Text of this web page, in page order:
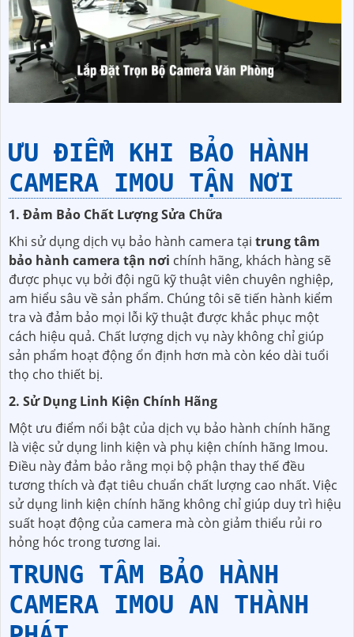
ƯU ĐIỂM KHI BẢO HÀNH
CAMERA IMOU TẬN NƠI
1. Đảm Bảo Chất Lượng Sửa Chữa
Khi sử dụng dịch vụ bảo hành camera tại trung tâm
bảo hành camera tận nơi chính hãng, khách hàng sẽ
được phục vụ bởi đội ngũ kỹ thuật viên chuyên nghiệp,
am hiểu sâu về sản phẩm. Chúng tôi sẽ tiến hành kiểm
tra và đảm bảo mọi lỗi kỹ thuật được khắc phục một
cách hiệu quả. Chất lượng dịch vụ này không chỉ giúp
sản phẩm hoạt động ổn định hơn mà còn kéo dài tuổi
thọ cho thiết bị.
2. Sử Dụng Linh Kiện Chính Hãng
Một ưu điểm nổi bật của dịch vụ bảo hành chính hãng
là việc sử dụng linh kiện và phụ kiện chính hãng Imou.
Điều này đảm bảo rằng mọi bộ phận thay thế đều
tương thích và đạt tiêu chuẩn chất lượng cao nhất. Việc
sử dụng linh kiện chính hãng không chỉ giúp duy trì hiệu
suất hoạt động của camera mà còn giảm thiểu rủi ro
hỏng hóc trong tương lai.
TRUNG TÂM BẢO HÀNH
CAMERA IMOU AN THÀNH